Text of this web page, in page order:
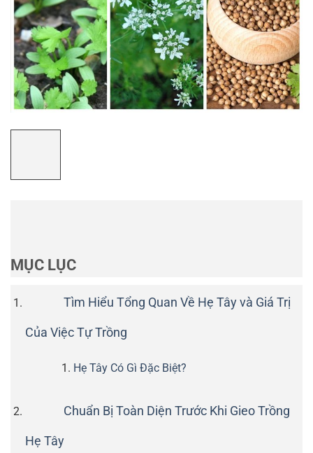
MỤC LỤC
Tìm Hiểu Tổng Quan Về Hẹ Tây và Giá Trị
Của Việc Tự Trồng
Hẹ Tây Có Gì Đặc Biệt?
Chuẩn Bị Toàn Diện Trước Khi Gieo Trồng
Hẹ Tây